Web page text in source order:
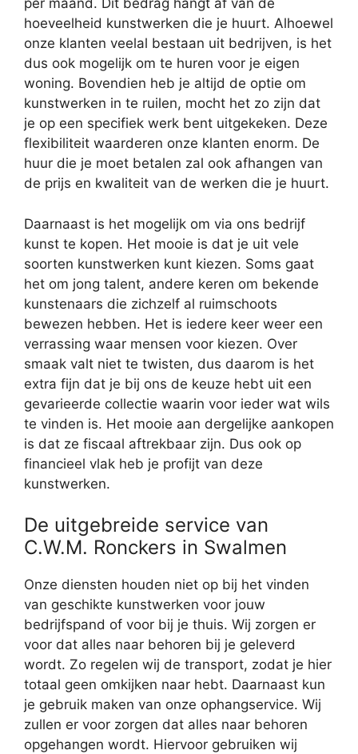
per maand. Dit bedrag hangt af van de
hoeveelheid kunstwerken die je huurt. Alhoewel
onze klanten veelal bestaan uit bedrijven, is het
dus ook mogelijk om te huren voor je eigen
woning. Bovendien heb je altijd de optie om
kunstwerken in te ruilen, mocht het zo zijn dat
je op een specifiek werk bent uitgekeken. Deze
flexibiliteit waarderen onze klanten enorm. De
huur die je moet betalen zal ook afhangen van
de prijs en kwaliteit van de werken die je huurt.
Daarnaast is het mogelijk om via ons bedrijf
kunst te kopen. Het mooie is dat je uit vele
soorten kunstwerken kunt kiezen. Soms gaat
het om jong talent, andere keren om bekende
kunstenaars die zichzelf al ruimschoots
bewezen hebben. Het is iedere keer weer een
verrassing waar mensen voor kiezen. Over
smaak valt niet te twisten, dus daarom is het
extra fijn dat je bij ons de keuze hebt uit een
gevarieerde collectie waarin voor ieder wat wils
te vinden is. Het mooie aan dergelijke aankopen
is dat ze fiscaal aftrekbaar zijn. Dus ook op
financieel vlak heb je profijt van deze
kunstwerken.
De uitgebreide service van
C.W.M. Ronckers in Swalmen
Onze diensten houden niet op bij het vinden
van geschikte kunstwerken voor jouw
bedrijfspand of voor bij je thuis. Wij zorgen er
voor dat alles naar behoren bij je geleverd
wordt. Zo regelen wij de transport, zodat je hier
totaal geen omkijken naar hebt. Daarnaast kun
je gebruik maken van onze ophangservice. Wij
zullen er voor zorgen dat alles naar behoren
opgehangen wordt. Hiervoor gebruiken wij